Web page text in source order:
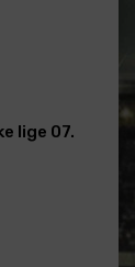
lige 07.